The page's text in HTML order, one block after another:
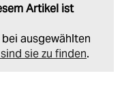
Artikel ist
ausgewählten
sie zu finden.